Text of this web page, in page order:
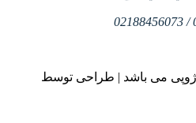
می باشد | طراحی توسط